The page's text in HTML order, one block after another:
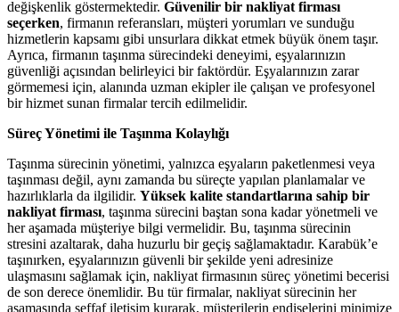
değişkenlik göstermektedir. Güvenilir bir nakliyat firması
seçerken, firmanın referansları, müşteri yorumları ve sunduğu
hizmetlerin kapsamı gibi unsurlara dikkat etmek büyük önem taşır.
Ayrıca, firmanın taşınma sürecindeki deneyimi, eşyalarınızın
güvenliği açısından belirleyici bir faktördür. Eşyalarınızın zarar
görmemesi için, alanında uzman ekipler ile çalışan ve profesyonel
bir hizmet sunan firmalar tercih edilmelidir.
Süreç Yönetimi ile Taşınma Kolaylığı
Taşınma sürecinin yönetimi, yalnızca eşyaların paketlenmesi veya
taşınması değil, aynı zamanda bu süreçte yapılan planlamalar ve
hazırlıklarla da ilgilidir. Yüksek kalite standartlarına sahip bir
nakliyat firması, taşınma sürecini baştan sona kadar yönetmeli ve
her aşamada müşteriye bilgi vermelidir. Bu, taşınma sürecinin
stresini azaltarak, daha huzurlu bir geçiş sağlamaktadır. Karabük’e
taşınırken, eşyalarınızın güvenli bir şekilde yeni adresinize
ulaşmasını sağlamak için, nakliyat firmasının süreç yönetimi becerisi
de son derece önemlidir. Bu tür firmalar, nakliyat sürecinin her
aşamasında şeffaf iletişim kurarak, müşterilerin endişelerini minimize